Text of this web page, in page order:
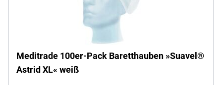
Meditrade 100er-Pack Baretthauben »Suavel®
Astrid XL« weiß